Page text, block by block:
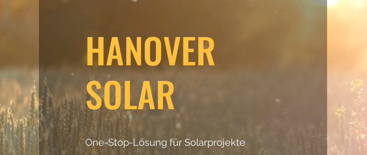
HANOVER
SOLAR
One-Stop-Lösung für Solarprojekte